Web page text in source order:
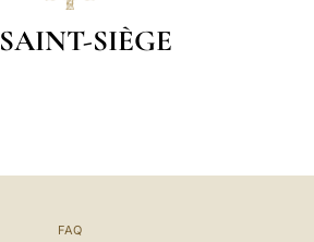
SAINT-SIÈGE
FAQ